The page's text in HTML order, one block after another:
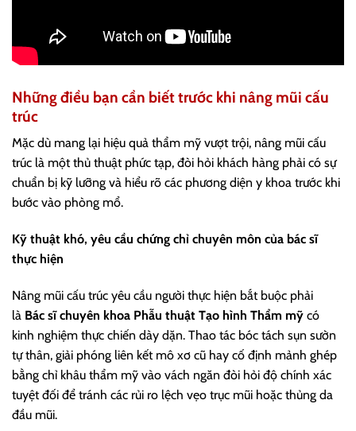
Những điều bạn cần biết trước khi nâng mũi cấu
trúc
Mặc dù mang lại hiệu quả thẩm mỹ vượt trội, nâng mũi cấu
trúc là một thủ thuật phức tạp, đòi hỏi khách hàng phải có sự
chuẩn bị kỹ lưỡng và hiểu rõ các phương diện y khoa trước khi
bước vào phòng mổ.
Kỹ thuật khó, yêu cầu chứng chỉ chuyên môn của bác sĩ
thực hiện
Nâng mũi cấu trúc yêu cầu người thực hiện bắt buộc phải
là Bác sĩ chuyên khoa Phẫu thuật Tạo hình Thẩm mỹ có
kinh nghiệm thực chiến dày dặn. Thao tác bóc tách sụn sườn
tự thân, giải phóng liên kết mô xơ cũ hay cố định mảnh ghép
bằng chỉ khâu thẩm mỹ vào vách ngăn đòi hỏi độ chính xác
tuyệt đối để tránh các rủi ro lệch vẹo trục mũi hoặc thủng da
đầu mũi.